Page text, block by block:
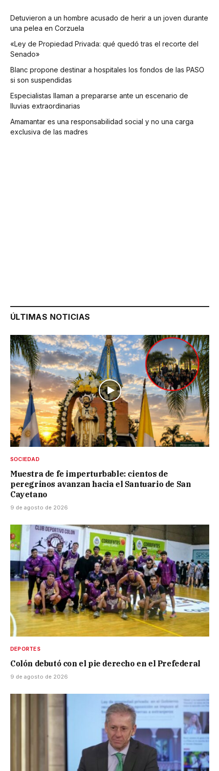
Detuvieron a un hombre acusado de herir a un joven durante
una pelea en Corzuela
«Ley de Propiedad Privada: qué quedó tras el recorte del
Senado»
Blanc propone destinar a hospitales los fondos de las PASO
si son suspendidas
Especialistas llaman a prepararse ante un escenario de
lluvias extraordinarias
Amamantar es una responsabilidad social y no una carga
exclusiva de las madres
ÚLTIMAS NOTICIAS
SOCIEDAD
Muestra de fe imperturbable: cientos de
peregrinos avanzan hacia el Santuario de San
Cayetano
9 de agosto de 2026
DEPORTES
Colón debutó con el pie derecho en el Prefederal
9 de agosto de 2026